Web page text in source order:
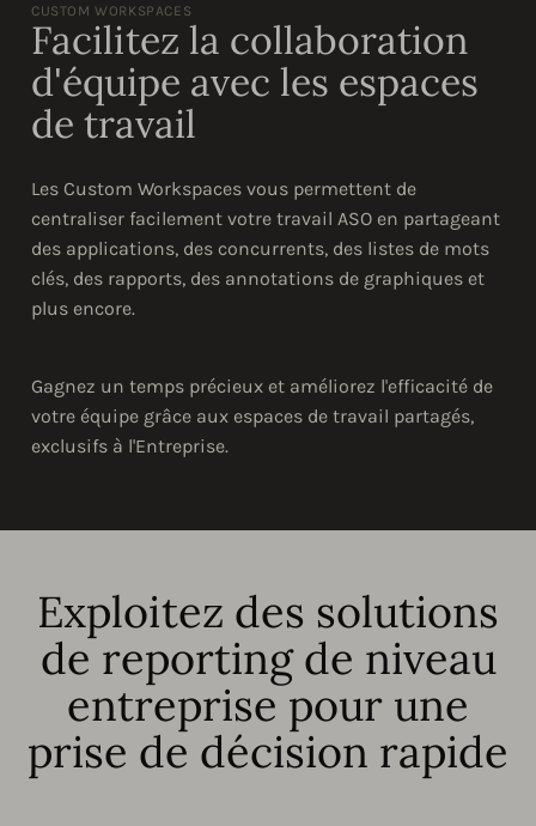
CUSTOM WORKSPACES
Facilitez la collaboration
d'équipe avec les espaces
de travail
Les Custom Workspaces vous permettent de
centraliser facilement votre travail ASO en partageant
des applications, des concurrents, des listes de mots
clés, des rapports, des annotations de graphiques et
plus encore.
Gagnez un temps précieux et améliorez l'efficacité de
votre équipe grâce aux espaces de travail partagés,
exclusifs à l'Entreprise.
Exploitez des solutions
de reporting de niveau
entreprise pour une
prise de décision rapide